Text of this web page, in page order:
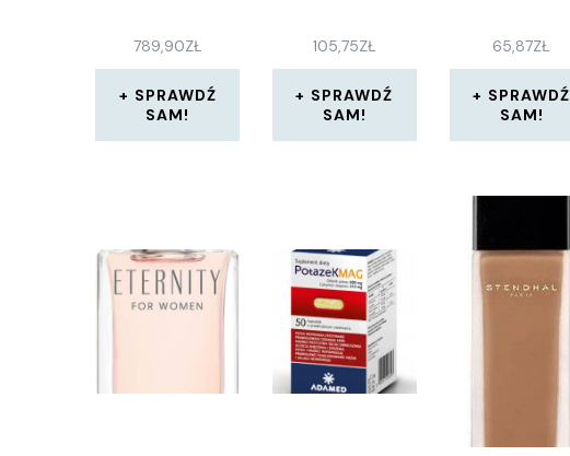
789,90ZŁ
SPRAWDŹ
SAM!
105,75ZŁ
SPRAWDŹ
SAM!
65,87ZŁ
SPRAWDŹ
SAM!